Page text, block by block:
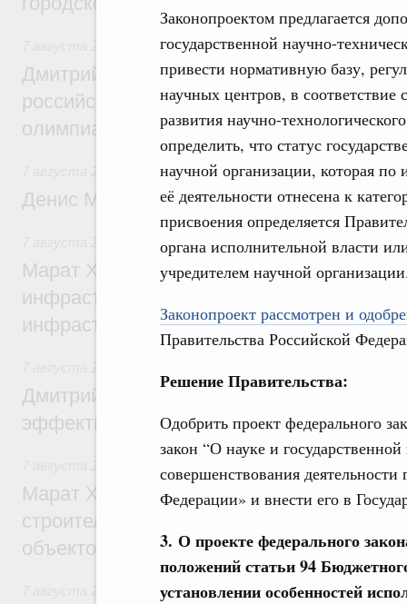
Законопроектом предлагается
государственной научно-
привести нормативную базу,
научных центров, в
развития научно-
определить, что статус
научной организации, которая по
её деятельности отнесена к
присвоения определяется
органа исполнительной власти
учредителем научной
Законопроект рассмотрен и
Правительства Российской
Решение Правительства:
Одобрить проект федерального
закон “О науке и
совершенствования
Федерации» и внести его в
3. О проекте федерального
положений статьи 94
установлении особенностей
Отрасль информационных технологий
Дмитрий Чернышенко и Сергей Кравцов
российскую сборную с победой на
олимпиаде по искусственному
Общие вопросы промышленной политики
Денис Мантуров посетил Ярославскую
Бюджеты субъектов Федерации.
Марат Хуснуллин: 15 объектов
инфраструктуры построили и обновили
инфраструктурным кредитам
Дмитрий Патрушев: Синхронизация
эффективность поддержки сельских
Марат Хуснуллин: «Единый заказчик»
строительство и реконструкцию более
объектов
Чрезвычайные ситуации и ликвидация их